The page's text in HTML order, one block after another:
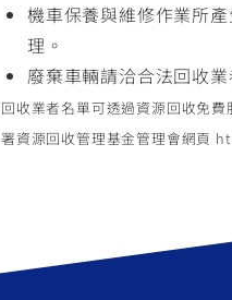
機車保養與維修作業所
理。
廢棄車輛請洽合法回收
回收業者名單可透過資源回收免
署資源回收管理基金管理會網頁